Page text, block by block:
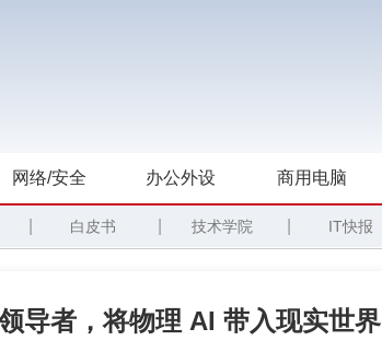
网络/安全 办公外设 商用电脑
白皮书 技术学院 IT快报
导者，将物理 AI 带入现实世界